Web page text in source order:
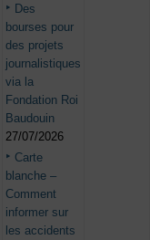
Des
bourses pour
des projets
journalistiques
via la
Fondation Roi
Baudouin
27/07/2026
Carte
blanche –
Comment
informer sur
les accidents